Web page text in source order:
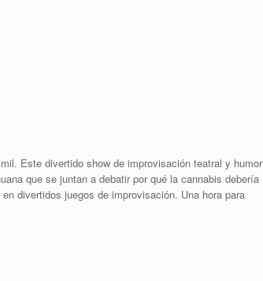
Este divertido show de improvisación teatral y humor
que se juntan a debatir por qué la cannabis debería
divertidos juegos de improvisación. Una hora para